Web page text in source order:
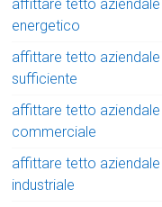
affittare tetto
energetico
affittare tetto
sufficiente
affittare tetto
commerciale
affittare tetto
industriale